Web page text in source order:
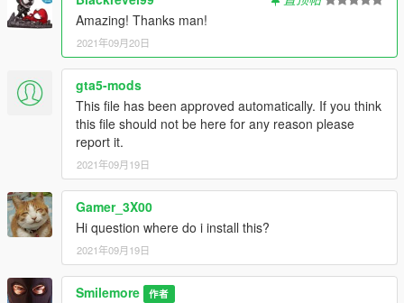
Amazing! Thanks man!
2021年09月20日
gta5-mods
This file has been approved automatically. If you think
this file should not be here for any reason please
report it.
2021年09月19日
Gamer_3X00
Hi question where do i install this?
2021年09月19日
Smilemore 作者